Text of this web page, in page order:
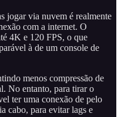
jogar via nuvem é realmente
com a internet. O
4K e 120 FPS, o que
à de um console de
menos compressão de
No entanto, para tirar o
ter uma conexão de pelo
cabo, para evitar lags e